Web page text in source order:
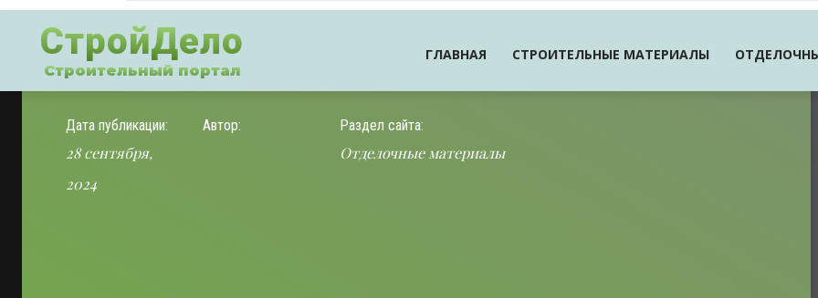
СтройДело
Строительный портал
ГЛАВНАЯ СТРОИТЕЛЬНЫЕ МАТЕРИАЛЫ
Дата публикации:
28 сентября,
2024
Автор: Раздел сайта:
Отделочные материалы